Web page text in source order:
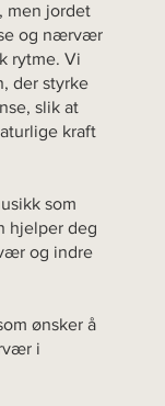
men jordet
og nærvær
rytme. Vi
der styrke
slik at
kraft
som
hjelper deg
og indre
ønsker å
i